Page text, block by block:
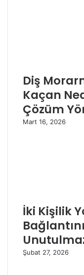
Diş
Kaçan
Çözüm
Mart 16, 2026
İki Kişilik
Şubat 27, 2026